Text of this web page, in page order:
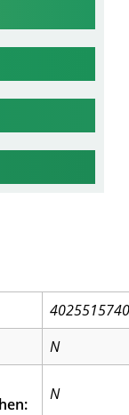
N
N